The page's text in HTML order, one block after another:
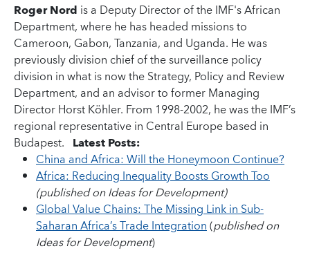
Roger Nord is a Deputy Director of the IMF's African
Department, where he has headed missions to
Cameroon, Gabon, Tanzania, and Uganda. He was
previously division chief of the surveillance policy
division in what is now the Strategy, Policy and Review
Department, and an advisor to former Managing
Director Horst Köhler. From 1998-2002, he was the IMF’s
regional representative in Central Europe based in
Budapest. Latest Posts:
China and Africa: Will the Honeymoon Continue?
Africa: Reducing Inequality Boosts Growth Too
(published on Ideas for Development)
Global Value Chains: The Missing Link in Sub-
Saharan Africa’s Trade Integration(published on
Ideas for Development)